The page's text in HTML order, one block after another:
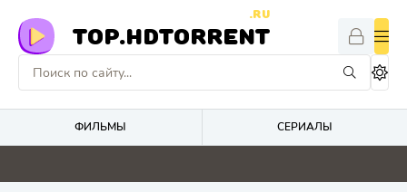
TOP.HDTORRENT
.RU
ФИЛЬМЫ СЕРИАЛЫ
0 0 0 0